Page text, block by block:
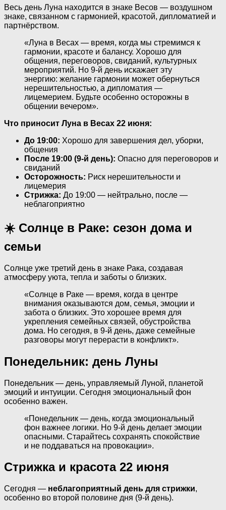
Весь день Луна находится в знаке Весов — воздушном
знаке, связанном с гармонией, красотой, дипломатией и
партнёрством.
«Луна в Весах — время, когда мы стремимся к
гармонии, красоте и балансу. Хорошо для
общения, переговоров, свиданий, культурных
мероприятий. Но 9-й день искажает эту
энергию: желание гармонии может обернуться
нерешительностью, а дипломатия —
лицемерием. Будьте особенно осторожны в
общении вечером».
Что приносит Луна в Весах 22 июня:
До 19:00: Хорошо для завершения дел, уборки,
общения
После 19:00 (9-й день): Опасно для переговоров и
свиданий
Осторожность: Риск нерешительности и
лицемерия
Стрижка: До 19:00 — нейтрально, после —
неблагоприятно
☀️ Солнце в Раке: сезон дома и
семьи
Солнце уже третий день в знаке Рака, создавая
атмосферу уюта, тепла и заботы о близких.
«Солнце в Раке — время, когда в центре
внимания оказываются дом, семья, эмоции и
забота о близких. Это хорошее время для
укрепления семейных связей, обустройства
дома. Но сегодня, в 9-й день, даже семейные
разговоры могут перерасти в конфликт».
Понедельник: день Луны
Понедельник — день, управляемый Луной, планетой
эмоций и интуиции. Сегодня эмоциональный фон
особенно важен.
«Понедельник — день, когда эмоциональный
фон важнее логики. Но 9-й день делает эмоции
опасными. Старайтесь сохранять спокойствие
и не поддаваться на провокации».
Стрижка и красота 22 июня
Сегодня — неблагоприятный день для стрижки,
особенно во второй половине дня (9-й день).